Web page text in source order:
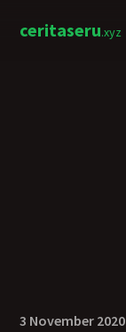
ceritaseru.xyz
3 November 2020